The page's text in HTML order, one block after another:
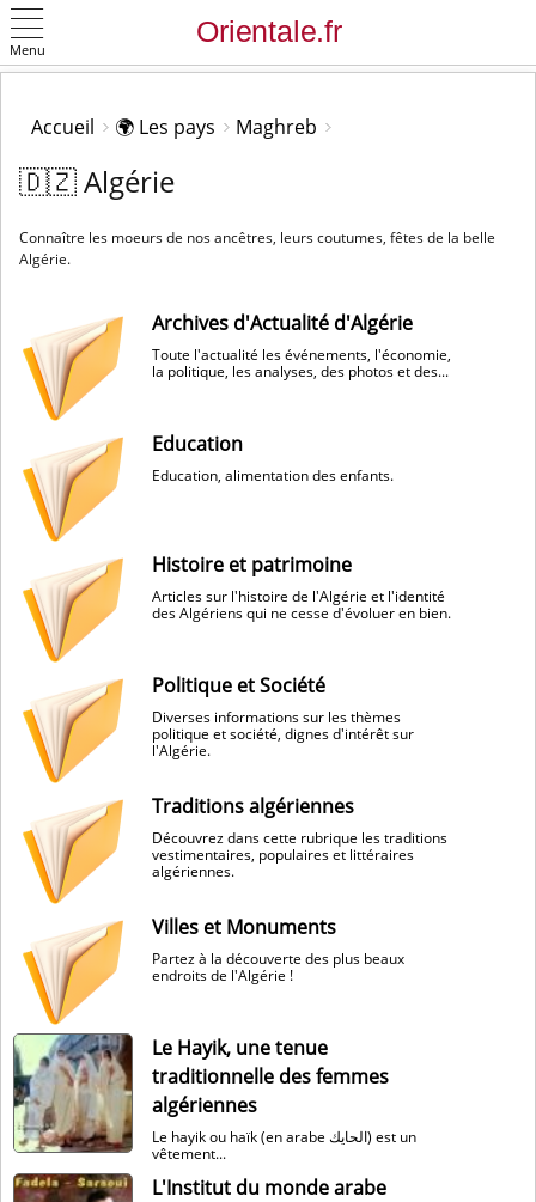
Menu
Accueil 🌍 Les pays Maghreb
🇩🇿 Algérie
Connaître les moeurs de nos ancêtres, leurs coutumes, fêtes de la belle
Algérie.
Archives d'Actualité d'Algérie
Toute l'actualité les événements, l'économie,
la politique, les analyses, des photos et des...
Education
Education, alimentation des enfants.
Histoire et patrimoine
Articles sur l'histoire de l'Algérie et l'identité
des Algériens qui ne cesse d'évoluer en bien.
Politique et Société
Diverses informations sur les thèmes
politique et société, dignes d'intérêt sur
l'Algérie.
Traditions algériennes
Découvrez dans cette rubrique les traditions
vestimentaires, populaires et littéraires
algériennes.
Villes et Monuments
Partez à la découverte des plus beaux
endroits de l'Algérie !
Le Hayik, une tenue
traditionnelle des femmes
algériennes
Le hayik ou haïk (en arabe الحايك) est un
vêtement...
L'Institut du monde arabe